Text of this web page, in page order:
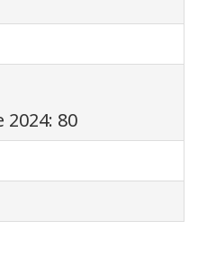
80